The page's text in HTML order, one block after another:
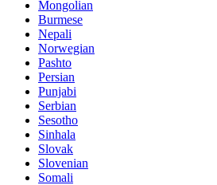
Mongolian
Burmese
Nepali
Norwegian
Pashto
Persian
Punjabi
Serbian
Sesotho
Sinhala
Slovak
Slovenian
Somali